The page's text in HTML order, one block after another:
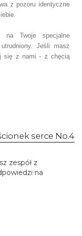
z pozoru identyczne
na Twoje specjalne
Jeśli masz
się z nami - z chęcią
serce No.4
zespół z
na